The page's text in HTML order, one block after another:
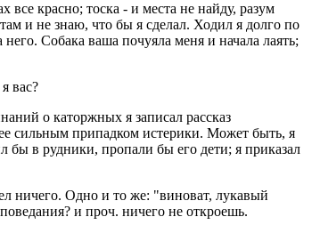
все красно; тоска - и места не найду, разум
и не знаю, что бы я сделал. Ходил я долго по
Собака ваша почуяла меня и начала лаять;
вас?
о каторжных я записал рассказ
сильным припадком истерики. Может быть, я
бы в рудники, пропали бы его дети; я приказал
ничего. Одно и то же: "виноват, лукавый
и проч. ничего не откроешь.